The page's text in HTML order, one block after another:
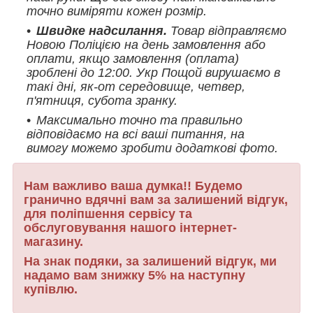
точно виміряти кожен розмір.
Швидке надсилання. Товар відправляємо
Новою Поліцією на день замовлення або
оплати, якщо замовлення (оплата)
зроблені до 12:00. Укр Пощой вирушаємо в
такі дні, як-от середовище, четвер,
п'ятниця, субота зранку.
Максимально точно та правильно
відповідаємо на всі ваші питання, на
вимогу можемо зробити додаткові фото.
Нам важливо ваша думка!! Будемо
гранично вдячні вам за залишений відгук,
для поліпшення сервісу та
обслуговування нашого інтернет-
магазину.
На знак подяки, за залишений відгук, ми
надамо вам знижку 5% на наступну
купівлю.